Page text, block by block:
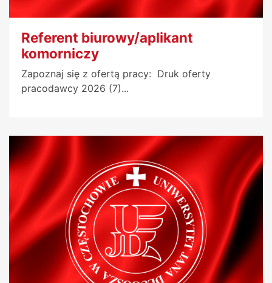
Referent biurowy/aplikant
komorniczy
Zapoznaj się z ofertą pracy: Druk oferty
pracodawcy 2026 (7)...